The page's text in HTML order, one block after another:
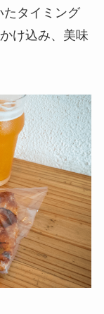
たタイミング
け込み、美味